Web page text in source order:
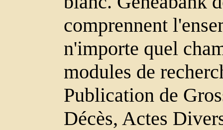
comprennent
n'importe quel
modules de
Publication de
Décès, Actes